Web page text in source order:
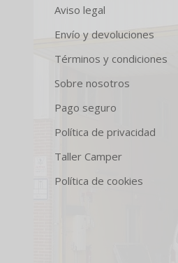
Aviso legal
Envío y devoluciones
Términos y condiciones
Sobre nosotros
Pago seguro
Política de privacidad
Taller Camper
Política de cookies